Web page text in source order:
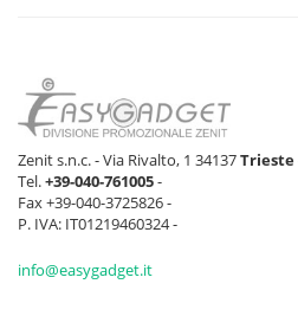
Zenit s.n.c. - Via Rivalto, 1 34137Trieste
Tel.+39-040-761005-
Fax +39-040-3725826 -
P. IVA: IT01219460324 -
info@easygadget.it